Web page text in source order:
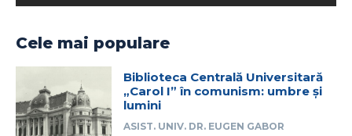
Cele mai populare
Biblioteca Centrală Universitară
„Carol I” în comunism: umbre și
lumini
ASIST. UNIV. DR. EUGEN GABOR